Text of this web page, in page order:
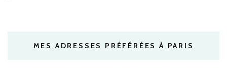
MES ADRESSES PRÉFÉRÉES À PARIS